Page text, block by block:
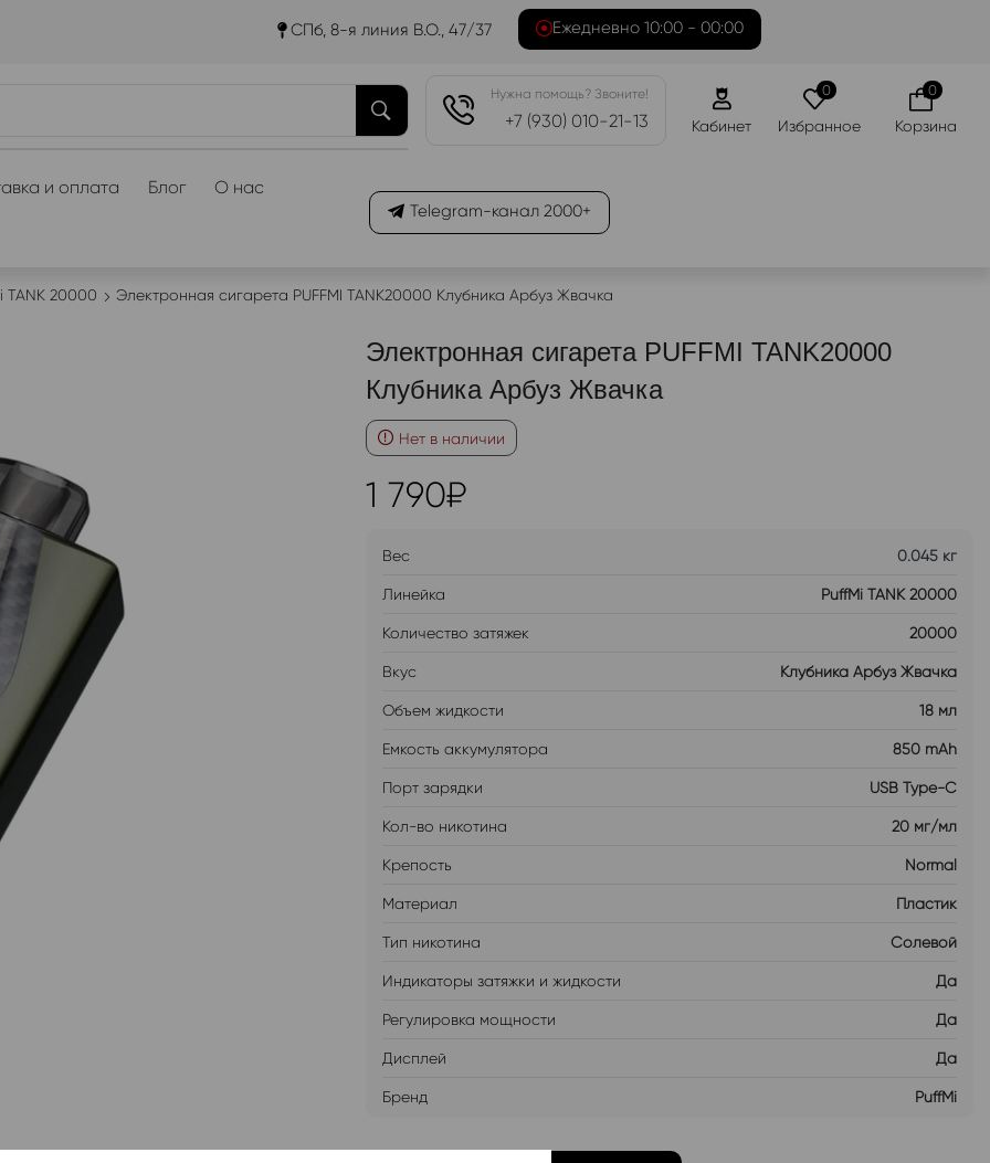
СПб, 8-я линия В.О., 47/37 Ежедневно 10:00 - 00:00
Нужна помощь? Звоните!
+7 (930) 010-21-13 Кабинет
0
Избранное
0
Корзина
и оплата Блог О нас
Telegram-канал 2000+
TANK 20000 Электронная сигарета PUFFMI TANK20000 Клубника Арбуз Жвачка
Электронная сигарета PUFFMI TANK20000
Клубника Арбуз Жвачка
Нет в наличии
1 790₽
Вес 0.045 кг
Линейка PuffMi TANK 20000
Количество затяжек 20000
Вкус Клубника Арбуз Жвачка
Объем жидкости 18 мл
Емкость аккумулятора 850 mAh
Порт зарядки USB Type-C
Кол-во никотина 20 мг/мл
Крепость Normal
Материал Пластик
Тип никотина Солевой
Индикаторы затяжки и жидкости Да
Регулировка мощности Да
Дисплей Да
Бренд PuffMi